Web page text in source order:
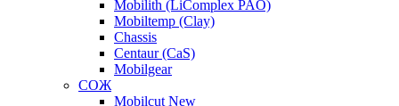
Mobilith (LiComplex PAO)
Mobiltemp (Clay)
Chassis
Centaur (CaS)
Mobilgear
СОЖ
Mobilcut New